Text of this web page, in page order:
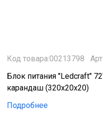
Код товара:00213798
Блок питания "Ledcraft"
карандаш (320х20х20)
Подробнее